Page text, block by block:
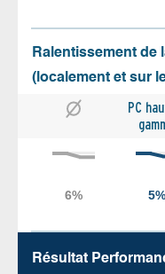
Ralentissement de
(localement et sur
PC
Résultat